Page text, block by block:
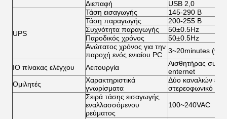
Διεπαφή USB 2,0
UPS
Τάση εισαγωγής
145-290 Β
Τάση παραγωγής
200-255 Β
Συχνότητα παραγωγής
50±0.5Hz
Παροδικός χρόνος
50±0.5Hz
Ανώτατος χρόνος για την
παροχή ενός ενιαίου PC
3~20minutes (για
IO πίνακας ελέγχου Λειτουργία
Αισθητήρας
enternet
Ομιλητές
Χαρακτηριστικά
γνωρίσματα
Δύο καναλιών
στερεοφωνικό
Σειρά τάσης εισαγωγής
εναλλασσόμενου
ρεύματος
100~240VAC